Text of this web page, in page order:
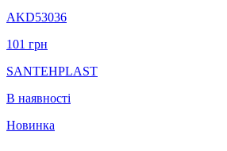
AKD53036
101 грн
SANTEHPLAST
В наявності
Новинка